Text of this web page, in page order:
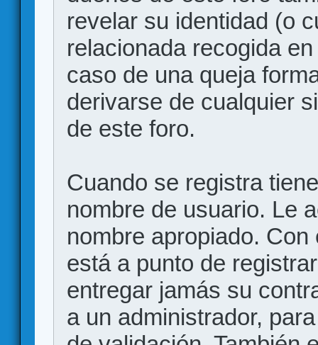
revelar su identidad (o
relacionada recogida
caso de una queja
derivarse de cualquier
de este foro.
Cuando se registra
nombre de usuario. Le
nombre apropiado.
está a punto de
entregar jamás su
a un administrador,